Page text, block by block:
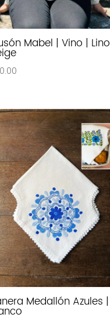
Mabel | Vino | Lino
Medallón Azules |